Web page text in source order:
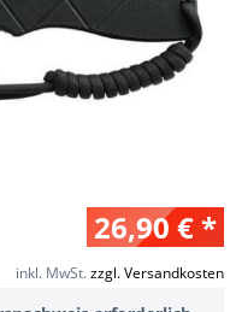
26,90 € *
inkl. MwSt.zzgl. Versandkosten